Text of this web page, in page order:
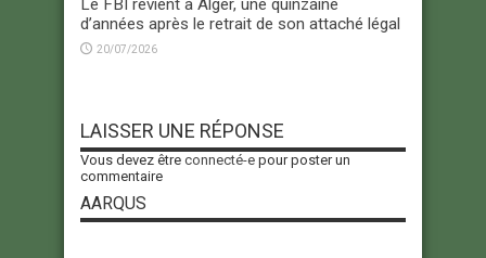
Le FBI revient à Alger, une quinzaine
d’années après le retrait de son attaché légal
20/07/2026
LAISSER UNE RÉPONSE
Vous devez être connecté-e pour poster un
commentaire
AARQUS